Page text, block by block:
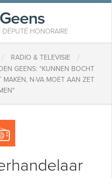
HONORAIRE
/ RADIO & TELEVISIE /
GEENS: "KUNNEN BOCHT
MAKEN, N-VA MOET AAN ZET